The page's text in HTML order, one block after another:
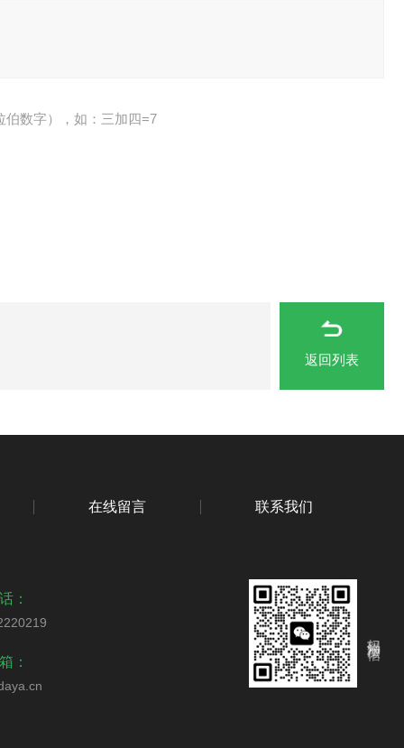
伯数字），如：三加四=7
返回列表
在线留言 联系我们
：
：